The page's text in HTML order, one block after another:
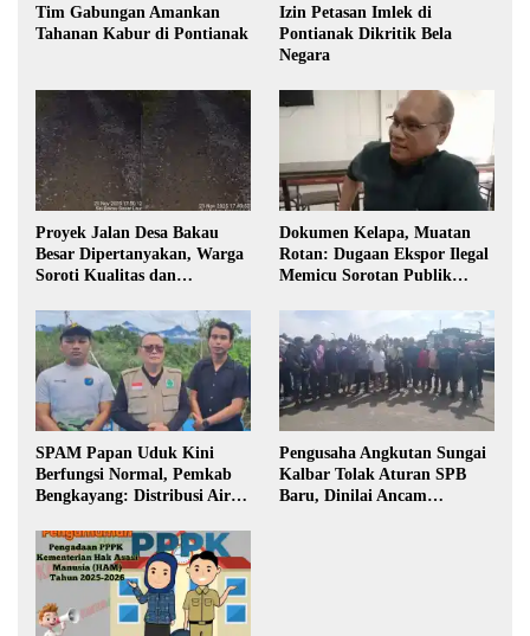
Tim Gabungan Amankan
Tahanan Kabur di Pontianak
Izin Petasan Imlek di
Pontianak Dikritik Bela
Negara
Proyek Jalan Desa Bakau
Besar Dipertanyakan, Warga
Soroti Kualitas dan
Pembangunan
Dokumen Kelapa, Muatan
Rotan: Dugaan Ekspor Ilegal
Memicu Sorotan Publik
SPAM Papan Uduk Kini
Berfungsi Normal, Pemkab
Bengkayang: Distribusi Air
Warga
Pengusaha Angkutan Sungai
Kalbar Tolak Aturan SPB
Baru, Dinilai Ancam